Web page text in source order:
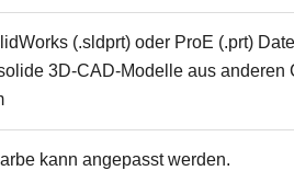
(.sldprt) oder ProE (.prt)
3D-CAD-Modelle aus anderen
kann angepasst werden.